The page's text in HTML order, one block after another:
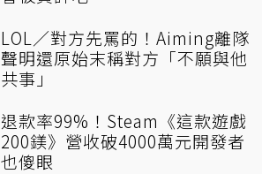
LOL／對方先罵的！Aiming離隊
聲明還原始末稱對方「不願與他
共事」
退款率99%！Steam《這款遊戲
200鎂》營收破4000萬元開發者
也傻眼